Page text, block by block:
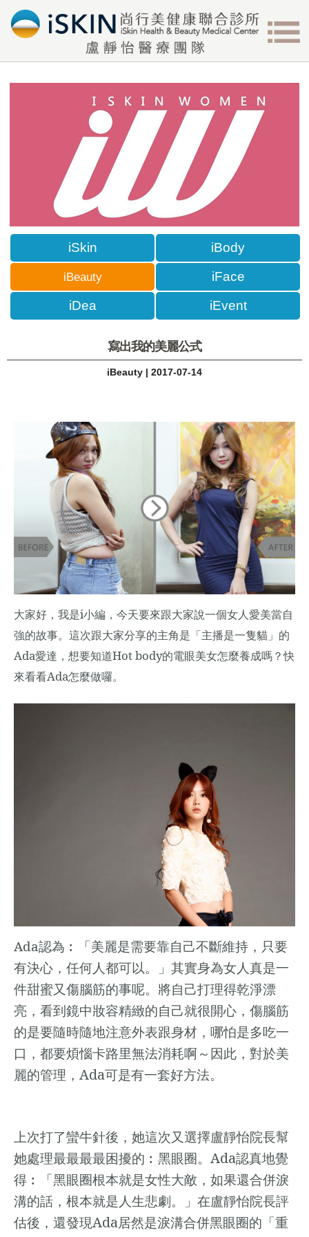
iSkin
iBeauty
iDea
iBody
iFace
iEvent
寫出我的美麗公式
iBeauty | 2017-07-14
大家好，我是i小編，今天要來跟大家說一個女人愛美當自
強的故事。這次跟大家分享的主角是「主播是一隻貓」的
Ada愛達，想要知道Hot body的電眼美女怎麼養成嗎？快
來看看Ada怎麼做囉。
Ada認為︰「美麗是需要靠自己不斷維持，只要
有決心，任何人都可以。」其實身為女人真是一
件甜蜜又傷腦筋的事呢。將自己打理得乾淨漂
亮，看到鏡中妝容精緻的自己就很開心，傷腦筋
的是要隨時隨地注意外表跟身材，哪怕是多吃一
口，都要煩惱卡路里無法消耗啊～因此，對於美
麗的管理， Ada可是有一套好方法。
上次打了蠻牛針後，她這次又選擇盧靜怡院長幫
她處理最最最最困擾的︰黑眼圈。 Ada認真地覺
得︰「黑眼圈根本就是女性大敵，如果還合併淚
溝的話，根本就是人生悲劇。」在盧靜怡院長評
估後，還發現Ada居然是淚溝合併黑眼圈的「重